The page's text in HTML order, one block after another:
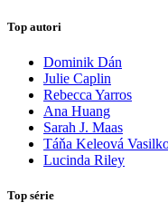
Top autori
Dominik Dán
Julie Caplin
Rebecca Yarros
Ana Huang
Sarah J. Maas
Táňa Keleová
Lucinda Riley
Top série